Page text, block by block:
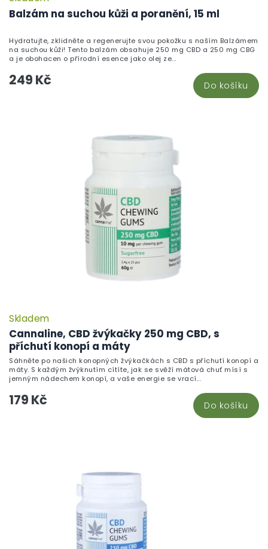
Balzám na suchou kůži a poranění, 15 ml
249 Kč Do košíku
Hydratujte, zklidněte a regenerujte svou pokožku s naším Balzámem
na suchou kůži! Tento balzám obsahuje 250 mg CBD a 250 mg CBG
a je obohacen o přírodní esence jako olej ze...
Cannaline, CBD žvýkačky 250 mg CBD, s
příchutí konopí a máty
Skladem
179 Kč Do košíku
Sáhněte po našich konopných žvýkačkách s CBD s příchutí konopí a
máty. S každým žvýknutím cítíte, jak se svěží mátová chuť mísí s
jemným nádechem konopí, a vaše energie se vrací...